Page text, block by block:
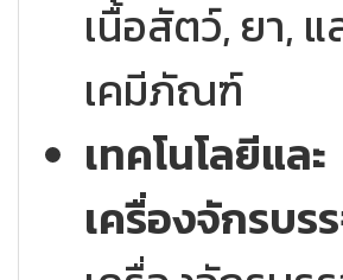
เนื้อสัตว์, ยา, แ
เคมีภัณฑ์
เทคโนโลยีและ
เครื่องจักรบ